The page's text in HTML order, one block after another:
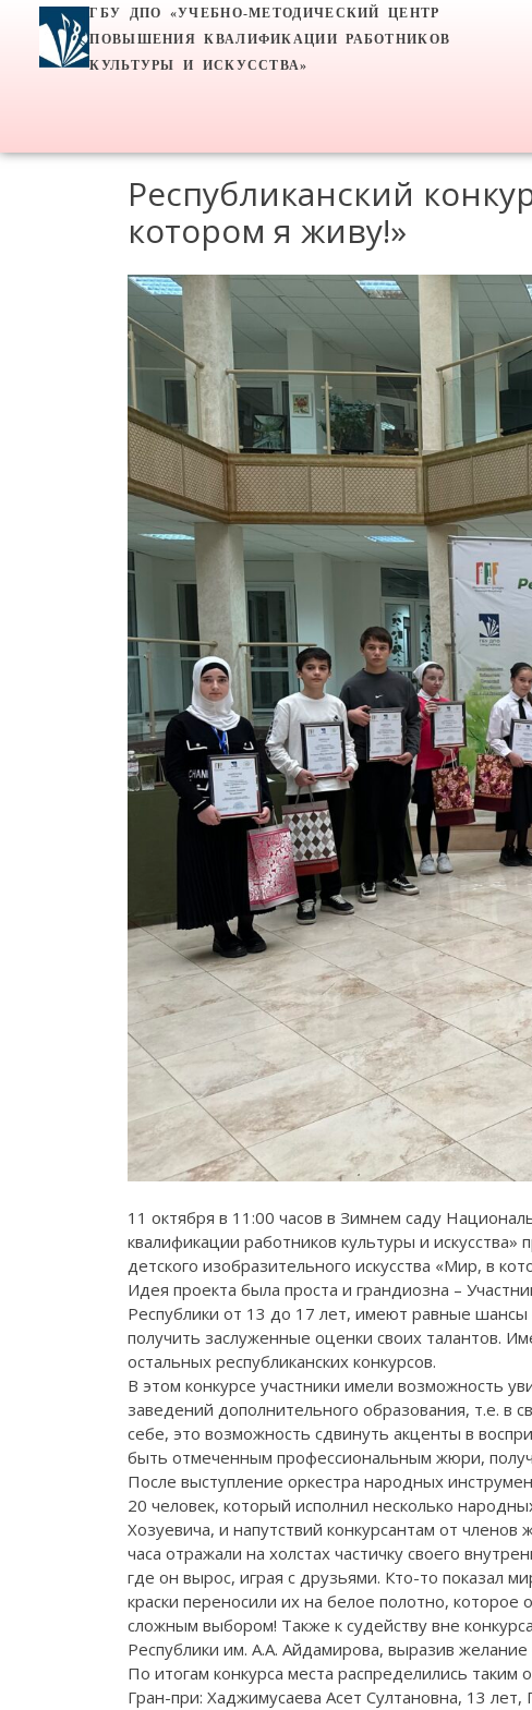
ГБУ ДПО «УЧЕБНО-МЕТОДИЧЕСКИЙ ЦЕНТР
ПОВЫШЕНИЯ КВАЛИФИКАЦИИ РАБОТНИКОВ
КУЛЬТУРЫ И ИСКУССТВА»
Республиканский
котором я живу!»
11 октября в 11:00 часов в Зимнем саду
квалификации работников культуры и
детского изобразительного искусства «Мир, в
Идея проекта была проста и грандиозна –
Республики от 13 до 17 лет, имеют равные
получить заслуженные оценки своих талантов.
остальных республиканских конкурсов.
В этом конкурсе участники имели возможность
заведений дополнительного образования, т.е. в
себе, это возможность сдвинуть акценты в
быть отмеченным профессиональным жюри,
После выступление оркестра народных
20 человек, который исполнил несколько
Хозуевича, и напутствий конкурсантам от
часа отражали на холстах частичку своего
где он вырос, играя с друзьями. Кто-то показал
краски переносили их на белое полотно,
сложным выбором! Также к судейству вне
Республики им. А.А. Айдамирова, выразив
По итогам конкурса места распределились таким
Гран-при: Хаджимусаева Асет Султановна, 13